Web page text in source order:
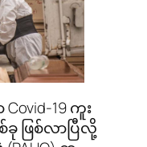
19 ကူး
ဖြစ်လာပြီလို့